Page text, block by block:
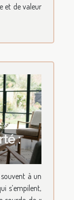
et de valeur
:
à un
s’empilent,